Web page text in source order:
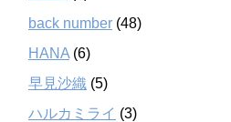
back number (48)
HANA (6)
早見沙織 (5)
ハルカミライ (3)